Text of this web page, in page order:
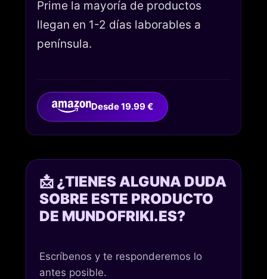
Prime la mayoría de productos
llegan en 1-2 días laborables a
península.
Desde 19.99 €
📩 ¿TIENES ALGUNA DUDA
SOBRE ESTE PRODUCTO
DE MUNDOFRIKI.ES?
Escríbenos y te responderemos lo
antes posible.